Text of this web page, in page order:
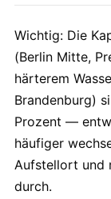
Wichtig: Die
(Berlin Mitte,
härterem
Brandenburg)
Prozent —
häufiger
Aufstellort und
durch.